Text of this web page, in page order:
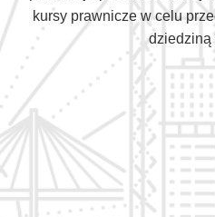
kursy prawnicze w celu
dziedziną